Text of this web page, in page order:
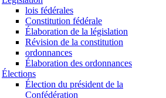
lois fédérales
Constitution fédérale
Élaboration de la législation
Révision de la constitution
ordonnances
Élaboration des ordonnances
Élections
Élection du président de la
Confédération